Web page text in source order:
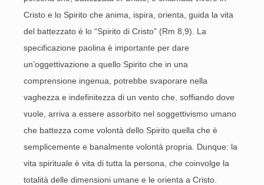
Cristo e lo Spirito che anima, ispira, orienta, guida la vita
del battezzato è lo “Spirito di Cristo” (Rm 8,9). La
specificazione paolina è importante per dare
un’oggettivazione a quello Spirito che in una
comprensione ingenua, potrebbe svaporare nella
vaghezza e indefinitezza di un vento che, soffiando dove
vuole, arriva a essere assorbito nel soggettivismo umano
che battezza come volontà dello Spirito quella che è
semplicemente e banalmente volontà propria. Dunque: la
vita spirituale è vita di tutta la persona, che coinvolge la
totalità delle dimensioni umane e le orienta a Cristo.